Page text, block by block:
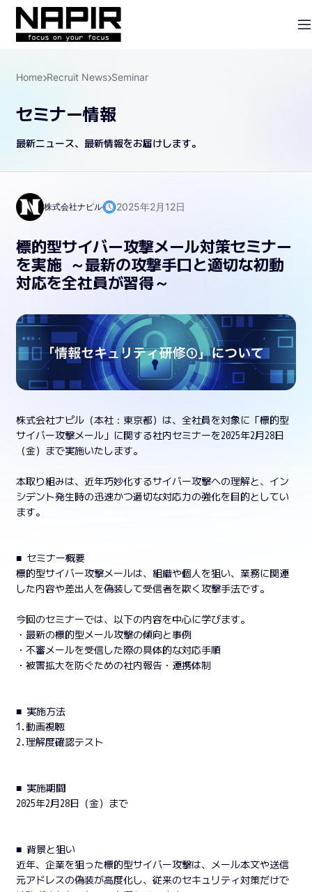
Home Recruit News Seminar
セミナー情報
最新ニュース、最新情報をお届けします。
株式会社ナピル 2025年2月12日
標的型サイバー攻撃メール対策セミナー
を実施 ～最新の攻撃手口と適切な初動
対応を全社員が習得～
株式会社ナピル（本社：東京都）は、全社員を対象に「標的型
サイバー攻撃メール」に関する社内セミナーを2025年2月28日
（金）まで実施いたします。
本取り組みは、近年巧妙化するサイバー攻撃への理解と、イン
シデント発生時の迅速かつ適切な対応力の強化を目的としてい
ます。
■ セミナー概要
標的型サイバー攻撃メールは、組織や個人を狙い、業務に関連
した内容や差出人を偽装して受信者を欺く攻撃手法です。
今回のセミナーでは、以下の内容を中心に学びます。
・最新の標的型メール攻撃の傾向と事例
・不審メールを受信した際の具体的な対応手順
・被害拡大を防ぐための社内報告・連携体制
■ 実施方法
1.動画視聴
2.理解度確認テスト
■ 実施期間
2025年2月28日（金）まで
■ 背景と狙い
近年、企業を狙った標的型サイバー攻撃は、メール本文や送信
元アドレスの偽装が高度化し、従来のセキュリティ対策だけで